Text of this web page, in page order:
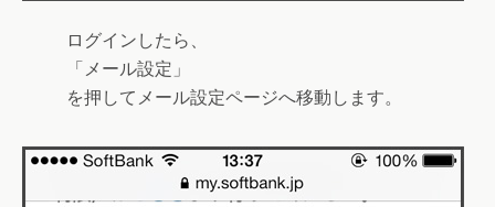
ログインしたら、
「 メール設定 」
を押してメール設定ページへ移動します。